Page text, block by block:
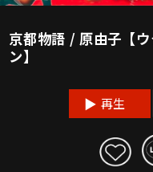
京都物語 / 原由子【
ン】
再生